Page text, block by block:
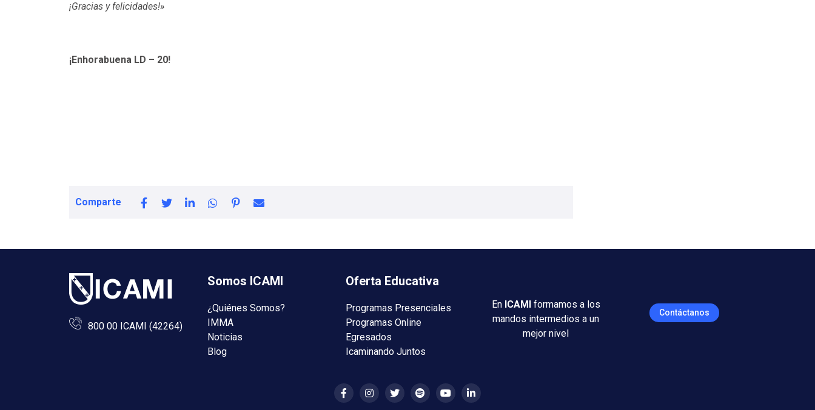
¡Gracias y felicidades!»
¡Enhorabuena LD – 20!
Comparte
800 00 ICAMI (42264)
Somos ICAMI
¿Quiénes Somos?
IMMA
Noticias
Blog
Oferta Educativa
Programas Presenciales
Programas Online
Egresados
Icaminando Juntos
En ICAMI formamos a los
mandos intermedios a un
mejor nivel
Contáctanos